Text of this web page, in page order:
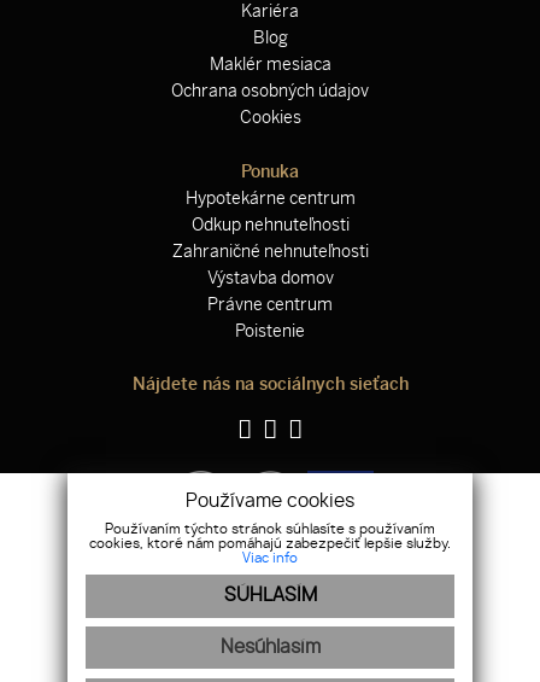
Používame cookies
Používaním týchto stránok súhlasíte s používaním
cookies, ktoré nám pomáhajú zabezpečiť lepšie služby.
Viac info
SÚHLASÍM
Nesúhlasím
Kariéra
Blog
Maklér mesiaca
Ochrana osobných údajov
Cookies
Ponuka
Hypotekárne centrum
Odkup nehnuteľnosti
Zahraničné nehnuteľnosti
Výstavba domov
Právne centrum
Poistenie
Nájdete nás na sociálnych sieťach
WEBDESIGN| WEBEX.DIGITAL